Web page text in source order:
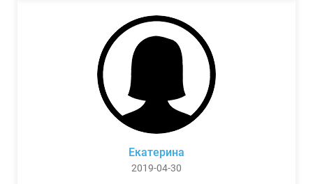
Екатерина
2019-04-30